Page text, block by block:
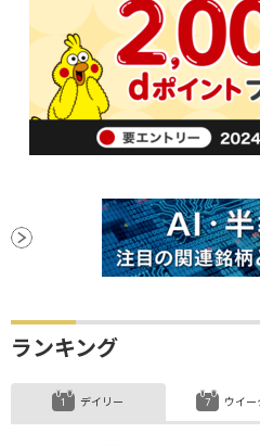
ランキング
デイリー ウイー